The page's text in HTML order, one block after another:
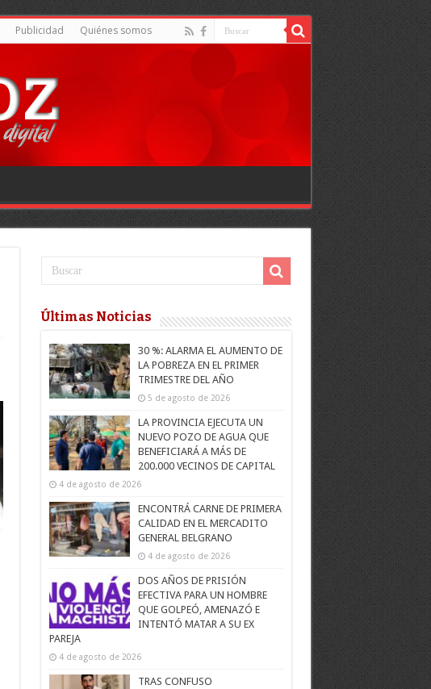
Publicidad Quiénes somos
Últimas Noticias
30 %: ALARMA EL AUMENTO DE
LA POBREZA EN EL PRIMER
TRIMESTRE DEL AÑO
5 de agosto de 2026
LA PROVINCIA EJECUTA UN
NUEVO POZO DE AGUA QUE
BENEFICIARÁ A MÁS DE
200.000 VECINOS DE CAPITAL
4 de agosto de 2026
ENCONTRÁ CARNE DE PRIMERA
CALIDAD EN EL MERCADITO
GENERAL BELGRANO
4 de agosto de 2026
DOS AÑOS DE PRISIÓN
EFECTIVA PARA UN HOMBRE
QUE GOLPEÓ, AMENAZÓ E
INTENTÓ MATAR A SU EX
PAREJA
4 de agosto de 2026
TRAS CONFUSO